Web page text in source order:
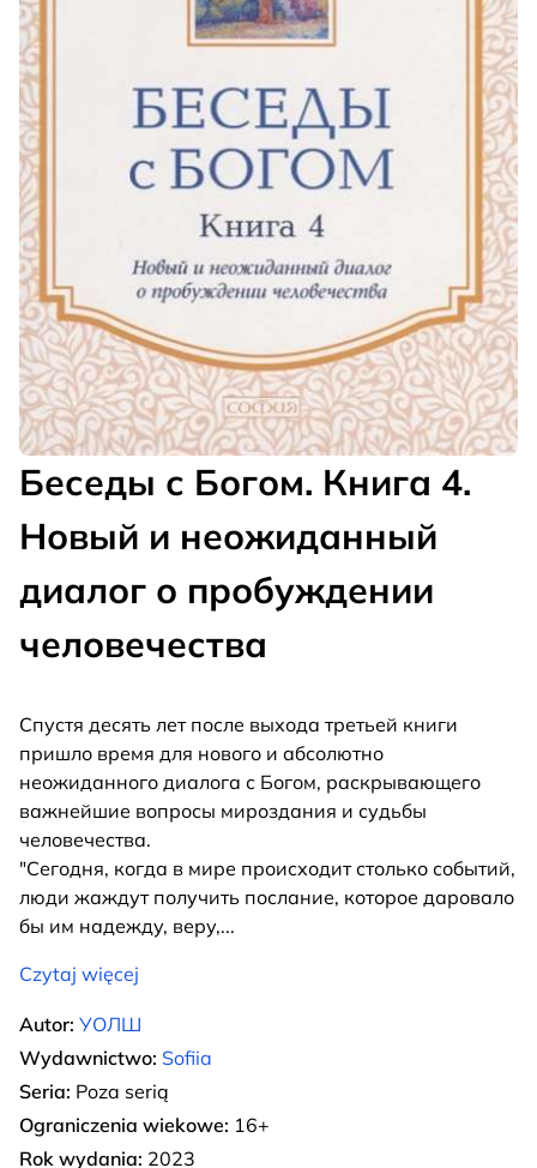
Беседы с Богом. Книга 4.
Новый и неожиданный
диалог о пробуждении
человечества
Спустя десять лет после выхода третьей книги
пришло время для нового и абсолютно
неожиданного диалога с Богом, раскрывающего
важнейшие вопросы мироздания и судьбы
человечества.
"Сегодня, когда в мире происходит столько событий,
люди жаждут получить послание, которое даровало
бы им надежду, веру,...
Czytaj więcej
Autor: УОЛШ
Wydawnictwo: Sofiia
Seria: Poza serią
Ograniczenia wiekowe: 16+
Rok wydania: 2023